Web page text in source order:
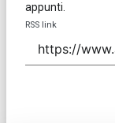
appunti.
RSS link